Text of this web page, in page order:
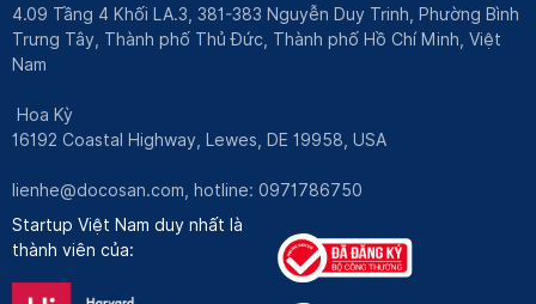
4.09 Tầng 4 Khối LA.3, 381-383 Nguyễn Duy Trinh, Phường Bình
Trưng Tây, Thành phố Thủ Đức, Thành phố Hồ Chí Minh, Việt
Nam
Hoa Kỳ
16192 Coastal Highway, Lewes, DE 19958, USA
lienhe@docosan.com , hotline: 0971786750
Startup Việt Nam duy nhất là
thành viên của: